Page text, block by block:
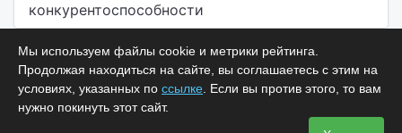
конкурентоспособности
Мы используем файлы cookie и метрики рейтинга.
Продолжая находиться на сайте, вы соглашаетесь с этим на
условиях, указанных по ссылке . Если вы против этого, то вам
нужно покинуть этот сайт.